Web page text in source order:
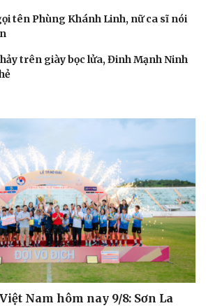
tên Phùng Khánh Linh, nữ ca sĩ nói
trên giày bọc lửa, Đinh Mạnh Ninh
Nam hôm nay 9/8: Sơn La